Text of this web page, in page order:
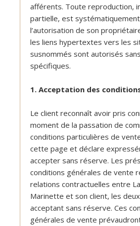
afférents. Toute reproduction,
partielle, est
l’autorisation de son
les liens hypertextes vers les
susnommés sont autorisés
spécifiques.
1. Acceptation des
Le client reconnaît avoir pris
moment de la passation de
conditions particulières de
cette page et déclare
accepter sans réserve. Les
conditions générales de vente
relations contractuelles entre
Marinette et son client, les
acceptant sans réserve. Ces
générales de vente